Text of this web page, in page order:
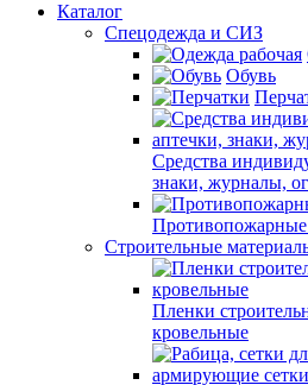
Каталог
Спецодежда и СИЗ
Обувь
Средства
знаки, журналы,
Противопожарные
Строительные
Пленки
кровельные